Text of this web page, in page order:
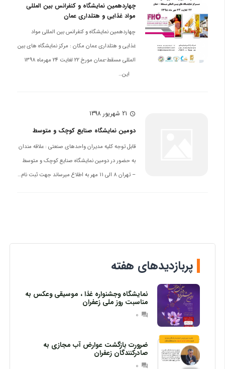
چهاردهمین نمایشگاه و کنفرانس بین المللی
مواد غذایی و هتلداری عمان
چهاردهمین نمایشگاه و کنفرانس بین المللی مواد
غذایی و هتلداری عمان مکان : مرکز نمایشگاه های بین
این…
schedule 21 شهریور 1398
دومین نمایشگاه صنایع کوچک و متوسط
قابل توجه کلیه مدیران واحدهای صنعتی : علاقه مندان
به حضور در دومین نمایشگاه صنایع کوچک و متوسط
– تهران 8 الی 11 مهر به اطلاع میرساند جهت ثبت نام…
پربازدیدهای هفته
نمایشگاه وجشنواره غذا ، موسیقی وعکس به
مناسبت روز ملی زعفران
question_answer
0
ضرورت بازگشت عوارض آب مجازی به
صادرکنندگان زعفران
question_answer
0